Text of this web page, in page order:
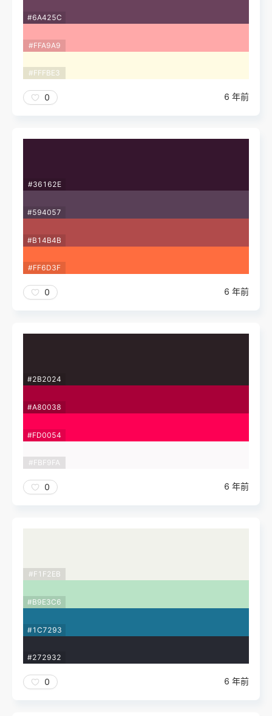
#6A425C
#FFA9A9
#FFFBE3
0 6 年前
#36162E
#594057
#B14B4B
#FF6D3F
0 6 年前
#2B2024
#A80038
#FD0054
#FBF9FA
0 6 年前
#F1F2EB
#B9E3C6
#1C7293
#272932
0 6 年前